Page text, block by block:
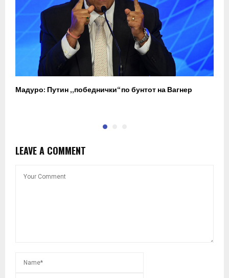
Мадуро: Путин „победнички“ по бунтот на Вагнер
LEAVE A COMMENT